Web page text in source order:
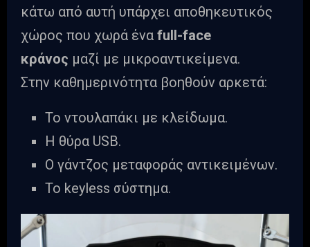
κάτω από αυτή υπάρχει αποθηκευτικός
χώρος που χωρά ένα full-face
κράνος μαζί με μικροαντικείμενα.
Στην καθημερινότητα βοηθούν αρκετά:
Το ντουλαπάκι με κλείδωμα.
Η θύρα USB.
Ο γάντζος μεταφοράς αντικειμένων.
Το keyless σύστημα.